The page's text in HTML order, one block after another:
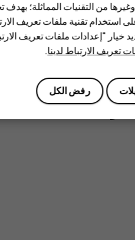
مفيدة؟
من التقنيات المماثلة؛
تقنية ملفات تعريف
خيار "إعدادات ملفات تعريف
تعريف الارتباط لدينا.
رفض الكل